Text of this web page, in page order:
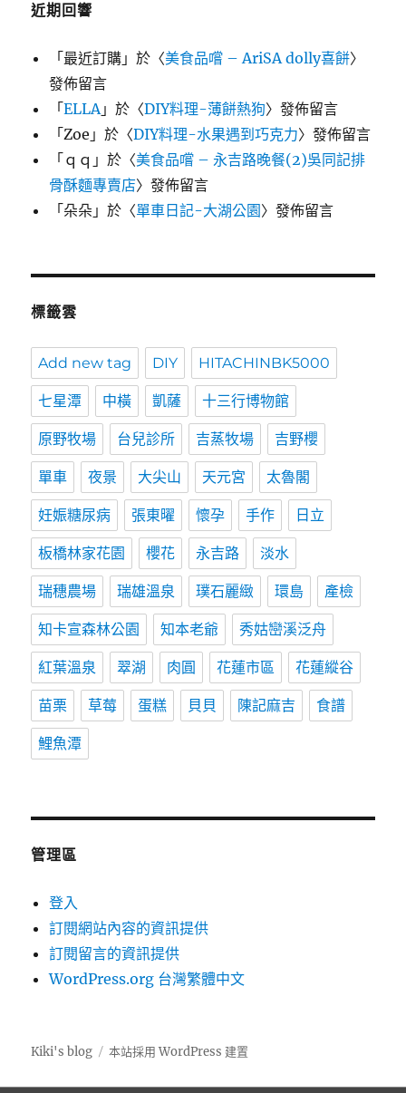
近期回響
「最近訂購 」於〈美食品嚐 – AriSA dolly喜餅〉
發佈留言
「ELLA」於〈DIY料理-薄餅熱狗〉發佈留言
「Zoe 」於〈DIY料理-水果遇到巧克力〉發佈留言
「 ｑｑ 」於〈美食品嚐 – 永吉路晚餐(2)吳同記排
骨酥麵專賣店〉發佈留言
「朵朵 」於〈單車日記-大湖公園〉發佈留言
標籤雲
Add new tag DIY HITACHINBK5000
七星潭 中橫 凱薩 十三行博物館
原野牧場 台兒診所 吉蒸牧場 吉野櫻
單車 夜景 大尖山 天元宮 太魯閣
妊娠糖尿病 張東曜 懷孕 手作 日立
板橋林家花園 櫻花 永吉路 淡水
瑞穗農場 瑞雄溫泉 璞石麗緻 環島 產檢
知卡宣森林公園 知本老爺 秀姑巒溪泛舟
紅葉溫泉 翠湖 肉圓 花蓮市區 花蓮縱谷
苗栗 草莓 蛋糕 貝貝 陳記麻吉 食譜
鯉魚潭
管理區
登入
訂閱網站內容的資訊提供
訂閱留言的資訊提供
WordPress.org 台灣繁體中文
Kiki's blog 本站採用 WordPress 建置